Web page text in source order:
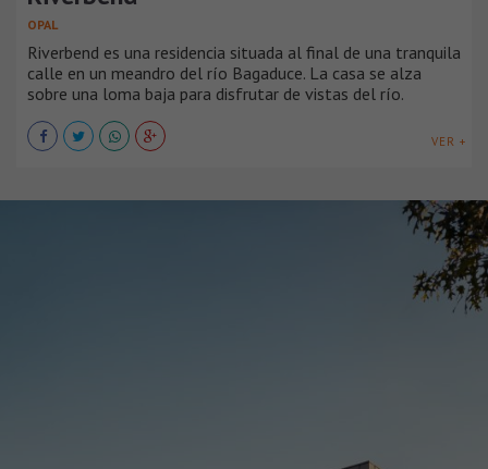
OPAL
Riverbend es una residencia situada al final de una tranquila
calle en un meandro del río Bagaduce. La casa se alza
sobre una loma baja para disfrutar de vistas del río.
VER +